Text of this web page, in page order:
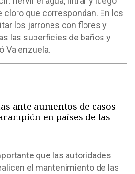
cloro que correspondan. En los
los jarrones con flores y
las superficies de baños y
Valenzuela.
ante aumentos de casos
en países de las
que las autoridades
el mantenimiento de las